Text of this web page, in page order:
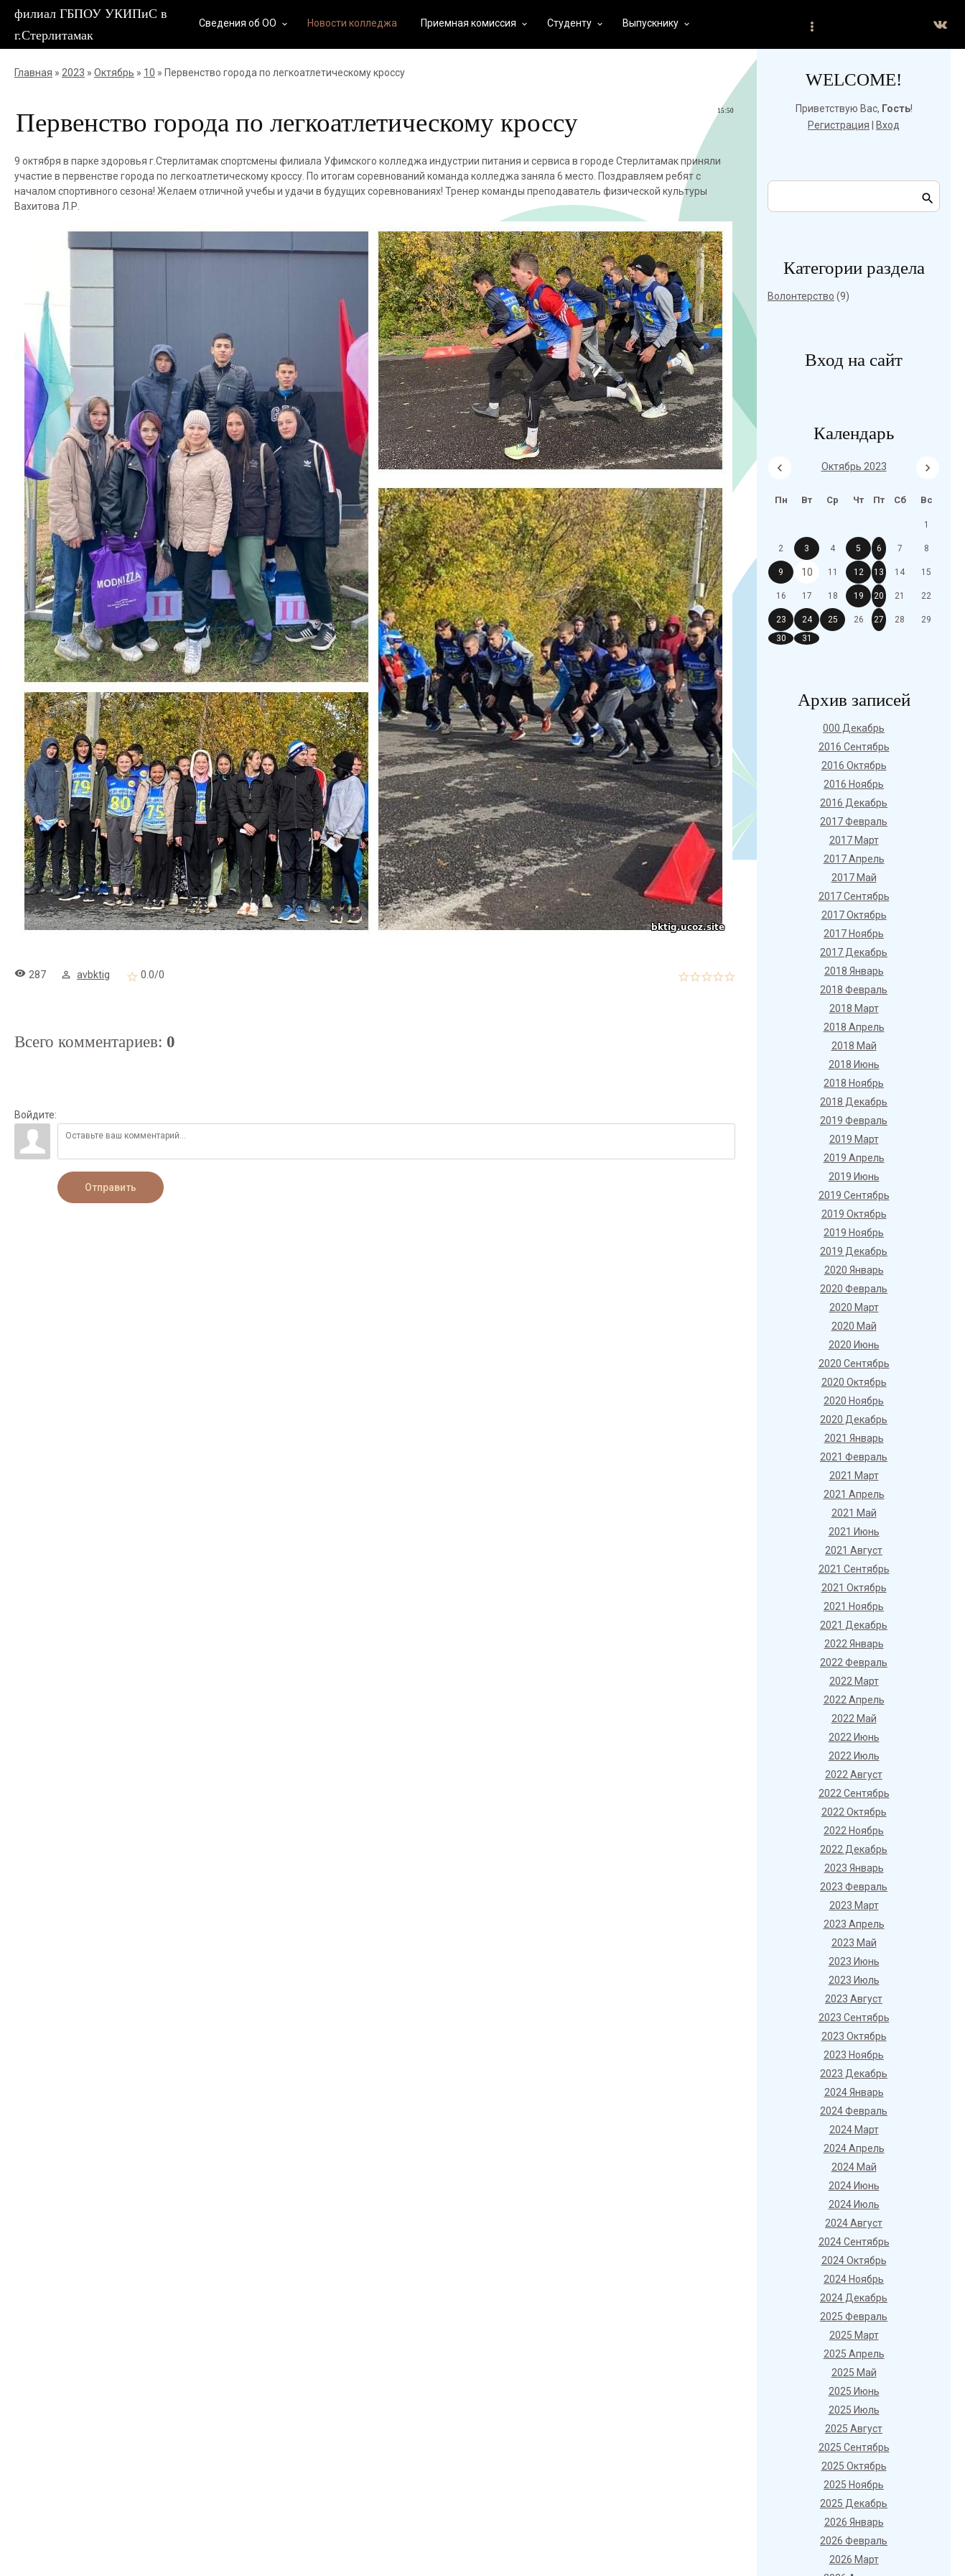
филиал ГБПОУ УКИПиС в
г.Стерлитамак
Сведения об ОО keyboard_arrow_down Новости колледжа Приемная комиссия keyboard_arrow_down Студенту keyboard_arrow_down Выпускнику keyboard_arrow_down
Главная » 2023 » Октябрь » 10 » Первенство города по легкоатлетическому кроссу
15:50
Первенство города по легкоатлетическому кроссу
9 октября в парке здоровья г.Стерлитамак спортсмены филиала Уфимского колледжа индустрии питания и сервиса в городе Стерлитамак приняли
участие в первенстве города по легкоатлетическому кроссу. По итогам соревнований команда колледжа заняла 6 место. Поздравляем ребят с
началом спортивного сезона! Желаем отличной учебы и удачи в будущих соревнованиях! Тренер команды преподаватель физической культуры
Вахитова Л.Р.
287 avbktig 0.0/0
Всего комментариев: 0
Войдите:
Отправить
WELCOME!
Приветствую Вас, Гость!
Регистрация
Вход
Категории раздела
Волонтерство (9)
Вход на сайт
Календарь
Октябрь 2023
Пн Вт Ср Чт Пт Сб Вс
1
2 3 4 5 6 7 8
9 10 11 12 13 14 15
16 17 18 19 20 21 22
23 24 25 26 27 28
29
30
31
Архив записей
000 Декабрь
2016 Сентябрь
2016 Октябрь
2016 Ноябрь
2016 Декабрь
2017 Февраль
2017 Март
2017 Апрель
2017 Май
2017 Сентябрь
2017 Октябрь
2017 Ноябрь
2017 Декабрь
2018 Январь
2018 Февраль
2018 Март
2018 Апрель
2018 Май
2018 Июнь
2018 Ноябрь
2018 Декабрь
2019 Февраль
2019 Март
2019 Апрель
2019 Июнь
2019 Сентябрь
2019 Октябрь
2019 Ноябрь
2019 Декабрь
2020 Январь
2020 Февраль
2020 Март
2020 Май
2020 Июнь
2020 Сентябрь
2020 Октябрь
2020 Ноябрь
2020 Декабрь
2021 Январь
2021 Февраль
2021 Март
2021 Апрель
2021 Май
2021 Июнь
2021 Август
2021 Сентябрь
2021 Октябрь
2021 Ноябрь
2021 Декабрь
2022 Январь
2022 Февраль
2022 Март
2022 Апрель
2022 Май
2022 Июнь
2022 Июль
2022 Август
2022 Сентябрь
2022 Октябрь
2022 Ноябрь
2022 Декабрь
2023 Январь
2023 Февраль
2023 Март
2023 Апрель
2023 Май
2023 Июнь
2023 Июль
2023 Август
2023 Сентябрь
2023 Октябрь
2023 Ноябрь
2023 Декабрь
2024 Январь
2024 Февраль
2024 Март
2024 Апрель
2024 Май
2024 Июнь
2024 Июль
2024 Август
2024 Сентябрь
2024 Октябрь
2024 Ноябрь
2024 Декабрь
2025 Февраль
2025 Март
2025 Апрель
2025 Май
2025 Июнь
2025 Июль
2025 Август
2025 Сентябрь
2025 Октябрь
2025 Ноябрь
2025 Декабрь
2026 Январь
2026 Февраль
2026 Март